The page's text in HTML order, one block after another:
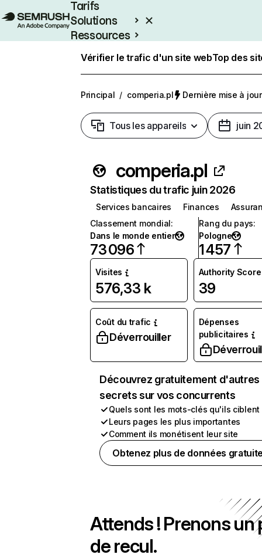
Tarifs
Solutions
Ressources
Vérifier le trafic d'un site webTop des
Principal / comperia.pl Dernière mise à
Tous les appareils juin
comperia.pl
Statistiques du trafic juin 2026
Services bancaires Finances
Classement mondial:
Dans le monde entier
73 096
Rang du pays:
Pologne
1 457
Visites
576,33 k
Authority Score
39
Coût du trafic
Déverrouiller
Dépenses
publicitaires
Découvrez gratuitement d'autres
secrets sur vos concurrents
Quels sont les mots-clés qu'ils ciblent
Leurs pages les plus importantes
Comment ils monétisent leur site
Obtenez plus de données
Attends ! Prenons un
de recul.